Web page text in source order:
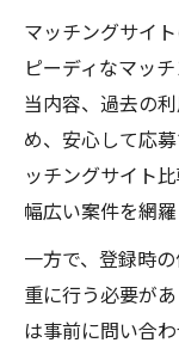
マッチングサイ
ピーディなマッ
当内容、過去の
め、安心して応
ッチングサイト
幅広い案件を網
一方で、登録時
重に行う必要が
は事前に問い合